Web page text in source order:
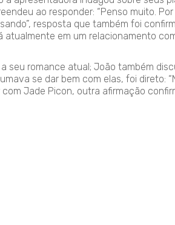
ao responder: “Penso muito.
resposta que também foi
atualmente em um relacionamento
seu romance atual; João também
se dar bem com elas, foi direto:
Jade Picon, outra afirmação